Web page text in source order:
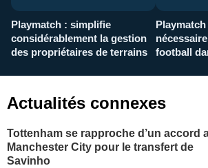
Playmatch : simplifie
considérablement la gestion
des propriétaires de terrains
football
Actualités connexes
Tottenham se rapproche d’un accord
Manchester City pour le transfert de
Savinho